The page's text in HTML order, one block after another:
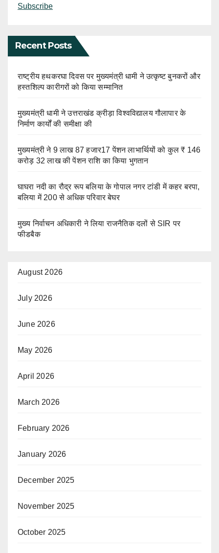
Subscribe
Recent Posts
राष्ट्रीय हथकरघा दिवस पर मुख्यमंत्री धामी ने उत्कृष्ट बुनकरों और
हस्तशिल्प कारीगरों को किया सम्मानित
मुख्यमंत्री धामी ने उत्तराखंड क्रीड़ा विश्वविद्यालय गौलापार के
निर्माण कार्यों की समीक्षा की
मुख्यमंत्री ने 9 लाख 87 हजार17 पेंशन लाभार्थियों को कुल ₹ 146
करोड़ 32 लाख की पेंशन राशि का किया भुगतान
घाघरा नदी का रौद्र रूप बलिया के गोपाल नगर टांडी में कहर बरपा,
बलिया में 200 से अधिक परिवार बेघर
मुख्य निर्वाचन अधिकारी ने लिया राजनैतिक दलों से SIR पर
फीडबैक
August 2026
July 2026
June 2026
May 2026
April 2026
March 2026
February 2026
January 2026
December 2025
November 2025
October 2025